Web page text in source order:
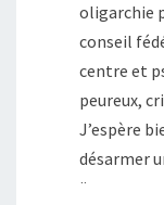
oligarchie
conseil
centre et
peureux,
J’espère
désarmer
¨